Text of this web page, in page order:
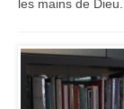
les mains de Dieu.